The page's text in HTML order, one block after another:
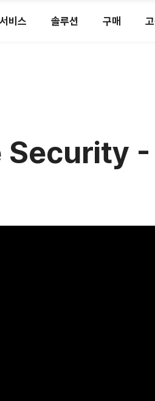
서비스 솔루션 구매
-